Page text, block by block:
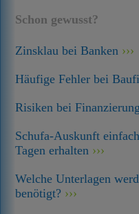
Schon gewusst?
Zinsklau bei Banken
Häufige Fehler bei
Risiken bei
Schufa-Auskunft
Tagen erhalten
Welche Unterlagen
benötigt?